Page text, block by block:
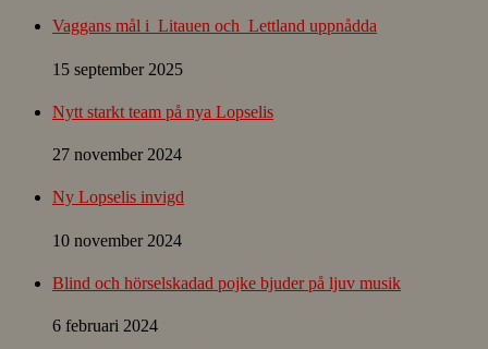
Vaggans mål i Litauen och Lettland uppnådda
15 september 2025
Nytt starkt team på nya Lopselis
27 november 2024
Ny Lopselis invigd
10 november 2024
Blind och hörselskadad pojke bjuder på ljuv musik
6 februari 2024